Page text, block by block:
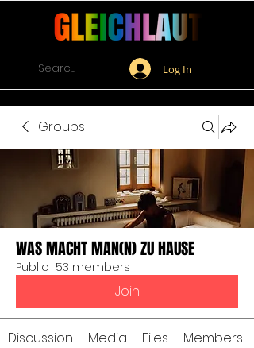
Log In
Groups
WAS MACHT MAN(N) ZU HAUSE
Public · 53 members
Join
Discussion Media Files Members